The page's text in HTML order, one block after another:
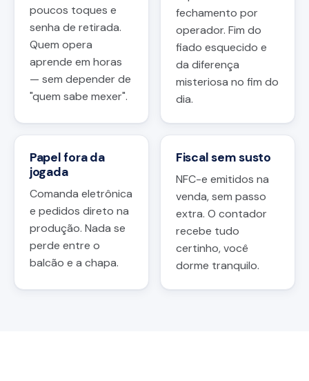
poucos toques e
senha de retirada.
Quem opera
aprende em horas
— sem depender de
"quem sabe mexer".
fechamento por
operador. Fim do
fiado esquecido e
da diferença
misteriosa no fim do
dia.
Papel fora da
jogada
Comanda eletrônica
e pedidos direto na
produção. Nada se
perde entre o
balcão e a chapa.
Fiscal sem susto
NFC-e emitidos na
venda, sem passo
extra. O contador
recebe tudo
certinho, você
dorme tranquilo.